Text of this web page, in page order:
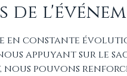
de
en constante
nous appuyant sur le
pouvons